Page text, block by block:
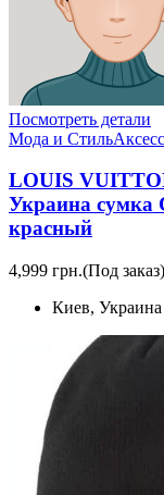
Посмотреть детали
Мода и Стиль
LOUIS
Украина сумка
красный
4,999 грн.(Под заказ)
Киев, Украина